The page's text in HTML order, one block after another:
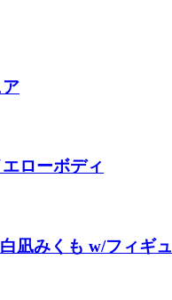
ローボディ
凪みくも w/フィギュ